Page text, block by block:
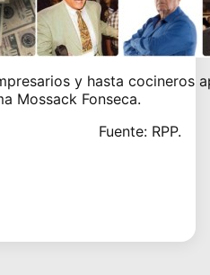
y hasta cocineros
Mossack Fonseca.
Fuente: RPP.